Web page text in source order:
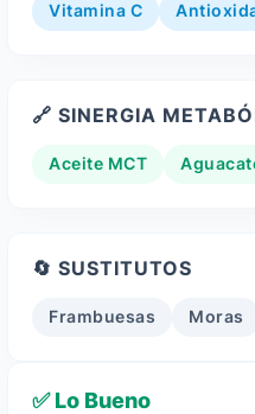
Vitamina C
🔗 SINERGIA
Aceite MCT
🔄 SUSTITUTOS
Frambuesas Moras
✅ Lo Bueno